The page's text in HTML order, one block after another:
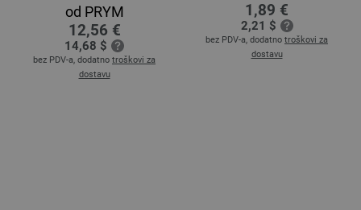
od PRYM
12,56 €
14,68 $
bez PDV-a, dodatno troškovi za
dostavu
1,89 €
2,21 $
bez PDV-a, dodatno troškovi za
dostavu